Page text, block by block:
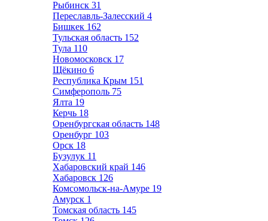
Рыбинск 31
Переславль-Залесский 4
Бишкек 162
Тульская область 152
Тула 110
Новомосковск 17
Щёкино 6
Республика Крым 151
Симферополь 75
Ялта 19
Керчь 18
Оренбургская область 148
Оренбург 103
Орск 18
Бузулук 11
Хабаровский край 146
Хабаровск 126
Комсомольск-на-Амуре 19
Амурск 1
Томская область 145